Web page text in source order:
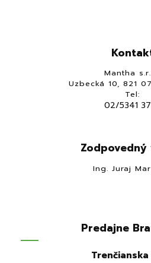
Mantha
Uzbecká 10, 821
Tel:
02/5341
Zodpovedný
Ing. Juraj
Predajne